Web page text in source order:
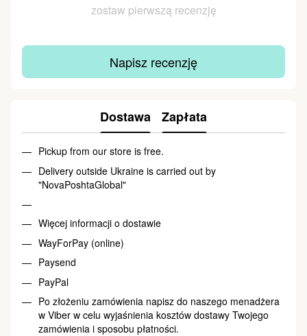
zostaw pierwszą recenzję
Napisz recenzję
Dostawa Zapłata
Pickup from our store is free.
Delivery outside Ukraine is carried out by
"NovaPoshtaGlobal"
Więcej informacji o dostawie
WayForPay (online)
Paysend
PayPal
Po złożeniu zamówienia napisz do naszego menadżera
w Viber w celu wyjaśnienia kosztów dostawy Twojego
zamówienia i sposobu płatności.